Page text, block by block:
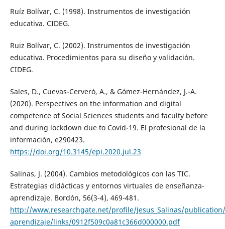
Ruíz Bolívar, C. (1998). Instrumentos de investigación
educativa. CIDEG.
Ruiz Bolívar, C. (2002). Instrumentos de investigación
educativa. Procedimientos para su diseño y validación.
CIDEG.
Sales, D., Cuevas-Cerveró, A., & Gómez-Hernández, J.-A.
(2020). Perspectives on the information and digital
competence of Social Sciences students and faculty before
and during lockdown due to Covid-19. El profesional de la
información, e290423.
https://doi.org/10.3145/epi.2020.jul.23
Salinas, J. (2004). Cambios metodológicos con las TIC.
Estrategias didácticas y entornos virtuales de enseñanza-
aprendizaje. Bordón, 56(3-4), 469-481.
http://www.researchgate.net/profile/Jesus_Salinas/publication/
aprendizaje/links/0912f509c0a81c366d000000.pdf